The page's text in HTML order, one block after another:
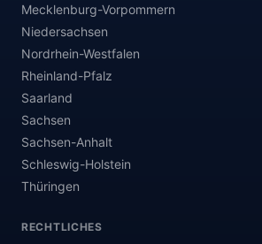
Mecklenburg-Vorpommern
Niedersachsen
Nordrhein-Westfalen
Rheinland-Pfalz
Saarland
Sachsen
Sachsen-Anhalt
Schleswig-Holstein
Thüringen
RECHTLICHES